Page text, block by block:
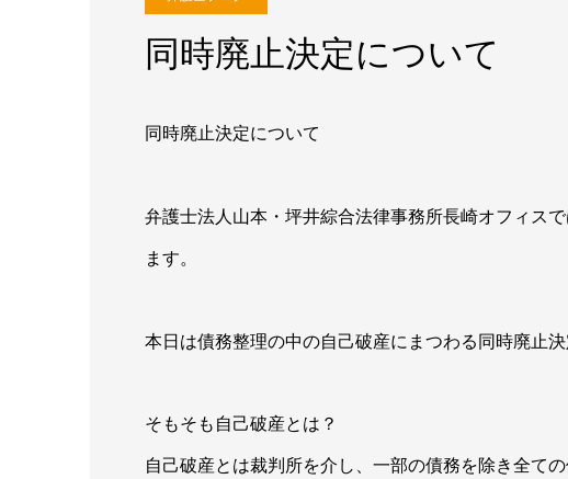
同時廃止決定について
同時廃止決定について
弁護士法人山本・坪井綜合法律事務所長崎オフィス
ます。
本日は債務整理の中の自己破産にまつわる同時廃止決
そもそも自己破産とは？
自己破産とは裁判所を介し、一部の債務を除き全て